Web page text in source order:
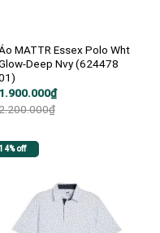
MATTR Essex Polo Wht
Deep Nvy (624478
₫
Giá
1.900.000₫
Giá
14% off